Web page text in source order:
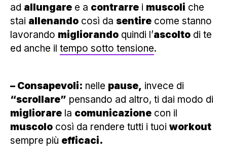
ad allungare e a contrarre i muscoli che
stai allenando così da sentire come stanno
lavorando migliorando quindi l’ascolto di te
ed anche il tempo sotto tensione.
– Consapevoli: nelle pause, invece di
“scrollare” pensando ad altro, ti dai modo di
migliorare la comunicazione con il
muscolo così da rendere tutti i tuoi workout
sempre più efficaci.